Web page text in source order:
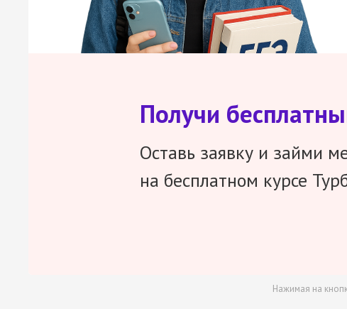
Получи
Оставь заявку и займи
на бесплатном курсе
Нажимая на